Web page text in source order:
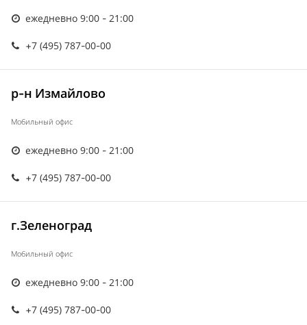
ежедневно 9:00 - 21:00
+7 (495) 787-00-00
р-н Измайлово
Мобильный офис
ежедневно 9:00 - 21:00
+7 (495) 787-00-00
г.Зеленоград
Мобильный офис
ежедневно 9:00 - 21:00
+7 (495) 787-00-00